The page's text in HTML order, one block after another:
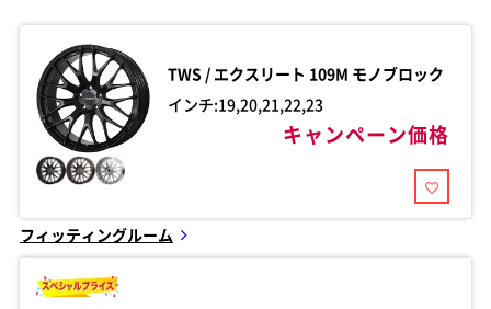
TWS / エクスリート 109M モノブロック
インチ:19,20,21,22,23
キャンペーン価格
フィッティングルーム